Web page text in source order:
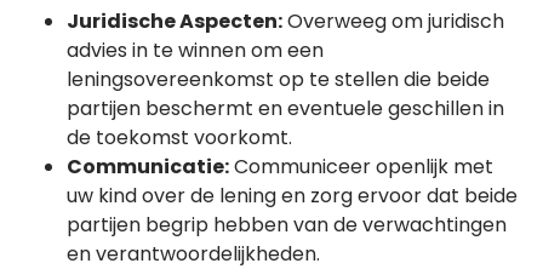
Juridische Aspecten:Overweeg om juridisch
advies in te winnen om een
leningsovereenkomst op te stellen die beide
partijen beschermt en eventuele geschillen in
de toekomst voorkomt.
Communicatie:Communiceer openlijk met
uw kind over de lening en zorg ervoor dat beide
partijen begrip hebben van de verwachtingen
en verantwoordelijkheden.